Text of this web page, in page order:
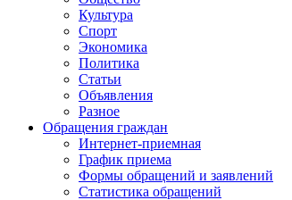
Культура
Спорт
Экономика
Политика
Статьи
Объявления
Разное
Обращения граждан
Интернет-приемная
График приема
Формы обращений и заявлений
Статистика обращений